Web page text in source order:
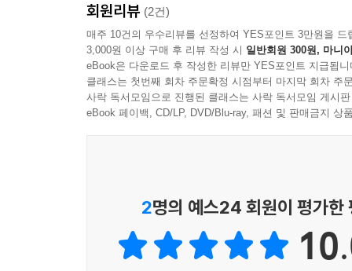
회원리뷰 (2건)
매주 10건의 우수리뷰를 선정하여 YES포인트 3만원을 드
3,000원 이상 구매 후 리뷰 작성 시 일반회원 300원, 마니
eBook은 다운로드 후 작성한 리뷰만 YES포인트 지급됩니
클래스는 첫번째 회차 주문확정 시점부터 마지막 회차 주
사락 독서모임으로 진행된 클래스는 사락 독서모임 게시
eBook 페이백, CD/LP, DVD/Blu-ray, 패션 및 판매금지 상
2명의 예스24 회원이 평가한